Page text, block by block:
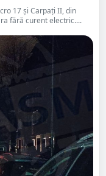
17 și Carpați II, din
fără curent electric....